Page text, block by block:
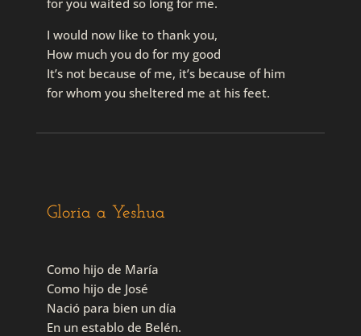
for you waited so long for me.
I would now like to thank you,
How much you do for my good
It’s not because of me, it’s because of him
for whom you sheltered me at his feet.
Gloria a Yeshua
Como hijo de María
Como hijo de José
Nació para bien un día
En un establo de Belén.